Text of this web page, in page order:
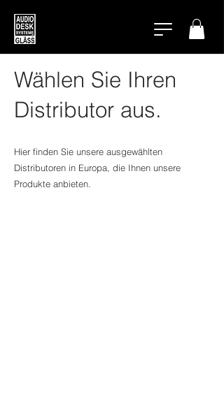
Wählen Sie Ihren
Distributor aus.
Hier finden Sie unsere ausgewählten
Distributoren in Europa, die Ihnen unsere
Produkte anbieten.